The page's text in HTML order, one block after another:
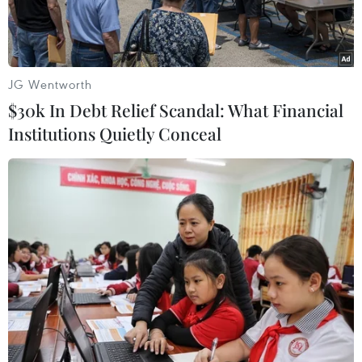
Khách tham quan, nhà nghiên cứu đến dự triển lãm. (Ảnh:
PV/Vietnam+)
Trước khi có diện mạo như ngày nay, Di tích
Quốc gia đặc biệt Văn Miếu-Quốc Tử Giám đã
trải qua nhiều đợt tu sửa với sự giám sát, hỗ trợ
chuyên môn của các chuyên gia Pháp.
JG Wentworth
$30k In Debt Relief Scandal: What Financial
Institutions Quietly Conceal